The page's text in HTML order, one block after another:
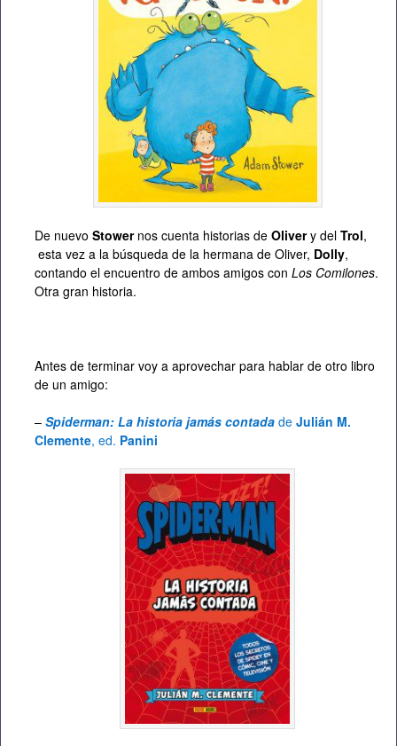
De nuevo Stowernos cuenta historias de Olivery del Trol,
esta vez a la búsqueda de la hermana de Oliver, Dolly,
contando el encuentro de ambos amigos con Los Comilones.
Otra gran historia.
Antes de terminar voy a aprovechar para hablar de otro libro
de un amigo:
– Spiderman: La historia jamás contada de Julián M.
Clemente, ed. Panini